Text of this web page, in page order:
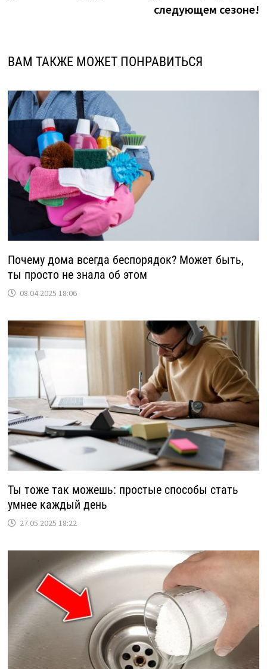
следующем сезоне!
ВАМ ТАКЖЕ МОЖЕТ ПОНРАВИТЬСЯ
Почему дома всегда беспорядок? Может быть,
ты просто не знала об этом
08.04.2025 18:06
Ты тоже так можешь: простые способы стать
умнее каждый день
27.05.2025 18:22